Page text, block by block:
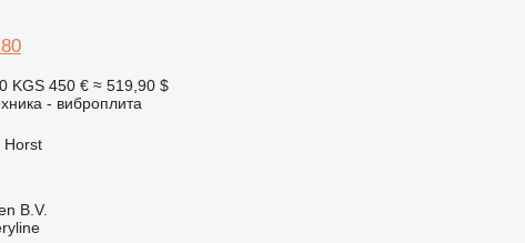
KGS 450 € ≈ 519,90 $
- виброплита
B.V.